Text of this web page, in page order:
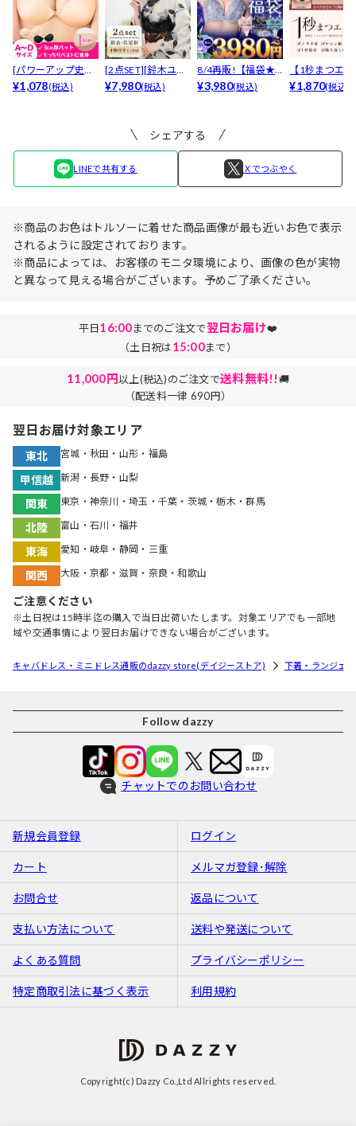
[パワーアップ史上
最強5倍盛りアップ
¥1,078(税込)
[2点SET][鈴木ユリ
ア(baby)...
¥7,980(税込)
8/4再販!【福袋★
ブラセット3点
¥3,980(税込)
【1秒まつエ
リュームタイ
¥1,870(税込)
シェアする
LINEで共有する Ｘでつぶやく
※商品のお色はトルソーに着せた商品画像が最も近いお色で表示
されるように設定されております。
※商品によっては、お客様のモニタ環境により、画像の色が実物
と異なって見える場合がございます。予めご了承ください。
平日16:00までのご注文で翌日お届け❤️
（土日祝は15:00まで）
11,000円以上(税込)のご注文で送料無料!!🚚
（配送料一律 690円）
翌日お届け対象エリア
東北 宮城・秋田・山形・福島
甲信越 新潟・長野・山梨
関東 東京・神奈川・埼玉・千葉・茨城・栃木・群馬
北陸 富山・石川・福井
東海 愛知・岐阜・静岡・三重
関西 大阪・京都・滋賀・奈良・和歌山
ご注意ください
※土日祝は15時半迄の購入で当日出荷いたします。対象エリアでも一部地
域や交通事情により翌日お届けできない場合がございます。
キャバドレス・ミニドレス通販のdazzy store(デイジーストア) 下着・ランジェ
Follow dazzy
チャットでのお問い合わせ
新規会員登録 ログイン
カート メルマガ登録･解除
お問合せ 返品について
支払い方法について 送料や発送について
よくある質問 プライバシーポリシー
特定商取引法に基づく表示 利用規約
Copyright(c) Dazzy Co.,Ltd Allrights reserved.